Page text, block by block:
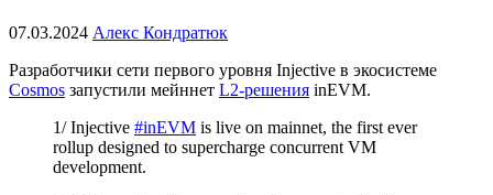
07.03.2024 Алекс Кондратюк
Разработчики сети первого уровня Injective в экосистеме
Cosmos запустили мейннет L2-решения inEVM.
1/ Injective #inEVM is live on mainnet, the first ever
rollup designed to supercharge concurrent VM
development.